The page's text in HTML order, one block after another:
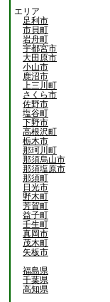
エリア
足利市
市貝町
岩舟町
宇都宮市
大田原市
小山市
鹿沼市
上三川町
さくら市
佐野市
塩谷町
下野市
高根沢町
栃木市
那珂川町
那須烏山市
那須塩原市
那須町
日光市
野木町
芳賀町
益子町
壬生町
真岡市
茂木町
矢板市
福島県
千葉県
高知県